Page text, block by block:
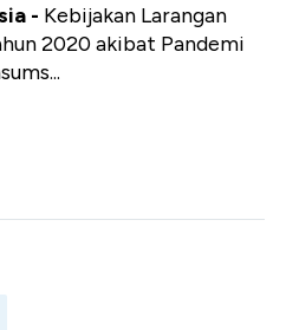
- Kebijakan Larangan
2020 akibat Pandemi